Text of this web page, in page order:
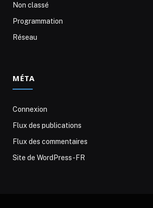
Non classé
Programmation
Réseau
MÉTA
Connexion
Flux des publications
Flux des commentaires
Site de WordPress-FR